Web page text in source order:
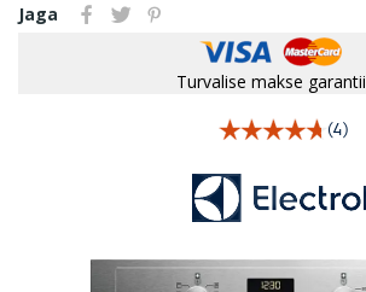
Jaga
Turvalise makse garantii
(4)